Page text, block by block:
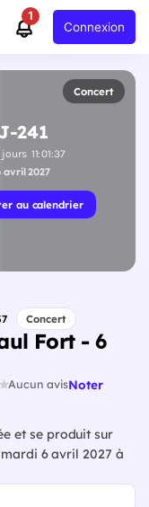
1
Connexion
Concert
J-241
11:01:36
avril 2027
au calendrier
Concert
Fort - 6
Aucun avisNoter
et se produit sur
mardi 6 avril 2027 à